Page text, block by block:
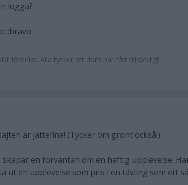
logga?
:bravo
fördelat. Alla tycker att dom har fått tillräckligt
är jättefina! (Tycker om grönt också!)
en förväntan om en häftig upplevelse.
ut en upplevelse som pris i en tävling som ett